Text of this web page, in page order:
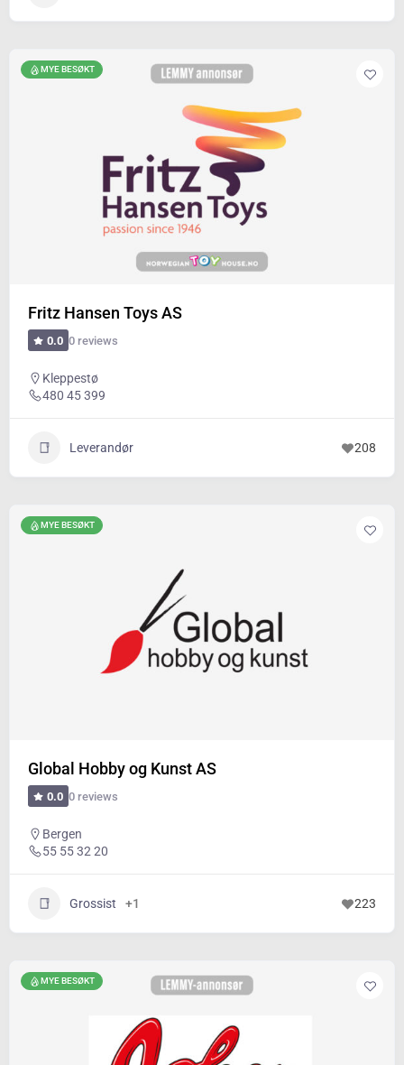
MYE BESØKT
Fritz Hansen Toys AS
0.0 0 reviews
Kleppestø
480 45 399
Leverandør 208
MYE BESØKT
Global Hobby og Kunst AS
0.0 0 reviews
Bergen
55 55 32 20
Grossist +1 223
MYE BESØKT